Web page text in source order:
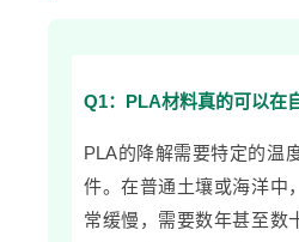
Q1：PLA材料真的可以在
PLA的降解需要特定的温
件。在普通土壤或海洋中
常缓慢，需要数年甚至数